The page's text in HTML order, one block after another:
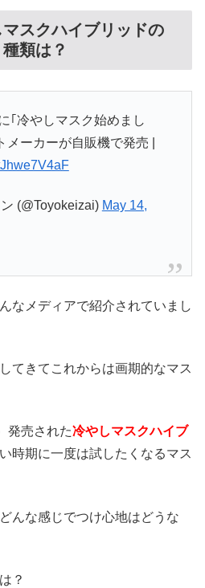
スクハイブリッドの
類は？
｢冷やしマスク始めまし
ーカーが自販機で発売 |
(@Toyokeizai) May 14,
なメディアで紹介されていまし
てきてこれからは画期的なマス
発売された冷やしマスクハイブ
時期に一度は試したくなるマス
んな感じでつけ心地はどうな
？